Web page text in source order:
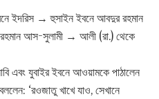
ইদরিস → হুসাইন ইবনে আবদুর রহমান
আস-সুলামী → আলী (রা.) থেকে
‘রওজাতু খাখে যাও, সেখানে